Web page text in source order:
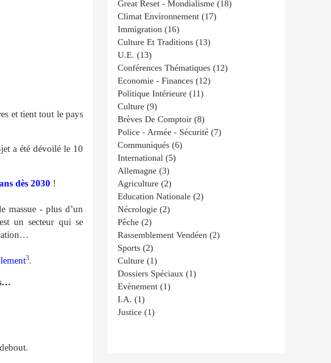
et tient tout le pays
a été dévoilé le 10
dès 2030 !
massue - plus d’un
un secteur qui se
3.
Great Reset - Mondialisme (18)
Climat Environnement (17)
Immigration (16)
Culture Et Traditions (13)
U.e. (13)
Conférences Thématiques (12)
Economie - Finances (12)
Politique Intérieure (11)
Culture (9)
Brèves De Comptoir (8)
Police - Armée - Sécurité (7)
Communiqués (6)
International (5)
Allemagne (3)
Agriculture (2)
Education Nationale (2)
Nécrologie (2)
Pêche (2)
Rassemblement Vendéen (2)
Sports (2)
Culture (1)
Dossiers Spéciaux (1)
Evènement (1)
I.a. (1)
Justice (1)